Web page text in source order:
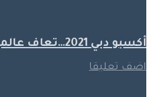
أكسبو دبي 2021…تعاف عالمي و إنطلاق إماراتي
اضف تعليقا